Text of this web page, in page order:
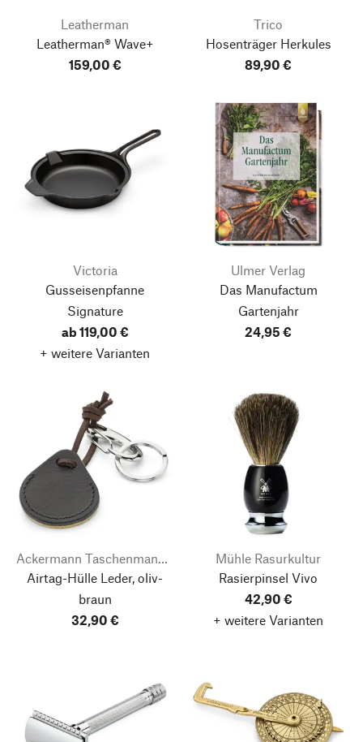
Leatherman
Leatherman® Wave+
159,00 €
Trico
Hosenträger Herkules
89,90 €
Victoria
Gusseisenpfanne
Signature
ab 119,00 €
+ weitere Varianten
Ulmer Verlag
Das Manufactum
Gartenjahr
24,95 €
Airtag-Hülle Leder, oliv-
braun
32,90 €
Mühle Rasurkultur
Rasierpinsel Vivo
42,90 €
+ weitere Varianten